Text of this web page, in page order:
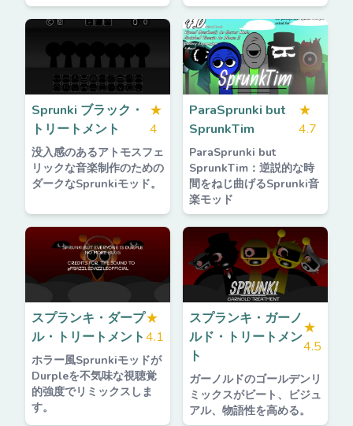
Sprunki ブラック・
トリートメント
★
4
没入感のあるアトモスフェ
リックな音楽制作のための
ダークなSprunkiモッド。
ParaSprunki but
SprunkTim
★
4.7
ParaSprunki but
SprunkTim：逆説的な時
間をねじ曲げるSprunki音
楽モッド
スプランキ・ダープ
ル・トリートメント
★
4.1
ホラー風Sprunkiモッドが
Durpleを不気味な視聴覚
的強度でリミックスしま
す。
スプランキ・ガーノ
ルド・トリートメン
ト
★
4.5
ガーノルドのゴールデンリ
ミックスがビート、ビジュ
アル、物語性を高める。